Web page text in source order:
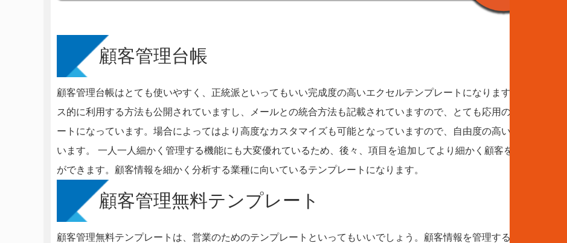
顧客管理台帳
顧客管理台帳はとても使いやすく、正統派といってもいい完成度の高いエクセルテンプレートになります。データベー
ス的に利用する方法も公開されていますし、メールとの統合方法も記載されていますので、とても応用の効くテンプレ
ートになっています。場合によってはより高度なカスタマイズも可能となっていますので、自由度の高い仕様になって
います。 一人一人細かく管理する機能にも大変優れているため、後々、項目を追加してより細かく顧客を管理すること
ができます。顧客情報を細かく分析する業種に向いているテンプレートになります。
顧客管理無料テンプレート
顧客管理無料テンプレートは、営業のためのテンプレートといってもいいでしょう。顧客情報を管理するためだけでは